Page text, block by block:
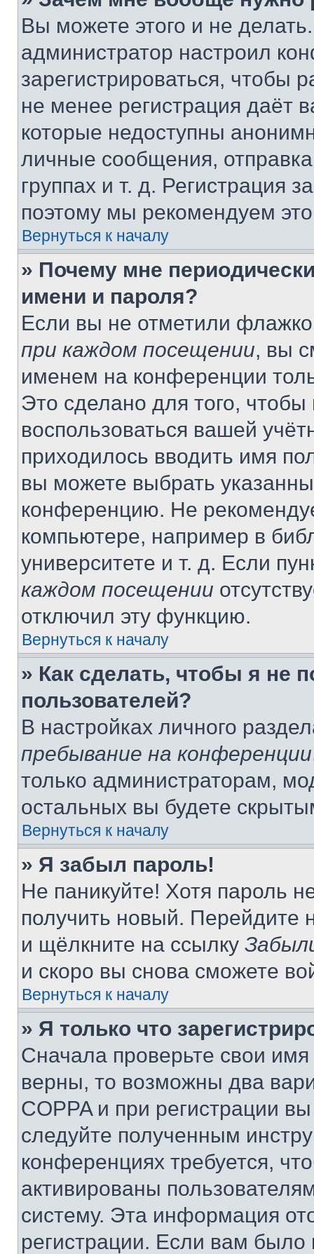
Вы можете этого и не
администратор настроил
зарегистрироваться, чтобы
не менее регистрация даёт
которые недоступны
личные сообщения,
группах и т. д. Регистрация
поэтому мы рекомендуем
Вернуться к началу
» Почему мне
имени и пароля?
Если вы не отметили
при каждом посещении, вы
именем на конференции
Это сделано для того, чтобы
воспользоваться вашей
приходилось вводить имя
вы можете выбрать
конференцию. Не
компьютере, например в
университете и т. д. Если
каждом посещении
отключил эту функцию.
Вернуться к началу
» Как сделать, чтобы я не
пользователей?
В настройках личного
пребывание на конференции
только администраторам,
остальных вы будете
Вернуться к началу
» Я забыл пароль!
Не паникуйте! Хотя пароль
получить новый. Перейдите
и щёлкните на ссылку
и скоро вы снова сможете
Вернуться к началу
» Я только что
Сначала проверьте свои
верны, то возможны два
COPPA и при регистрации
следуйте полученным
конференциях требуется,
активированы
систему. Эта информация
регистрации. Если вам